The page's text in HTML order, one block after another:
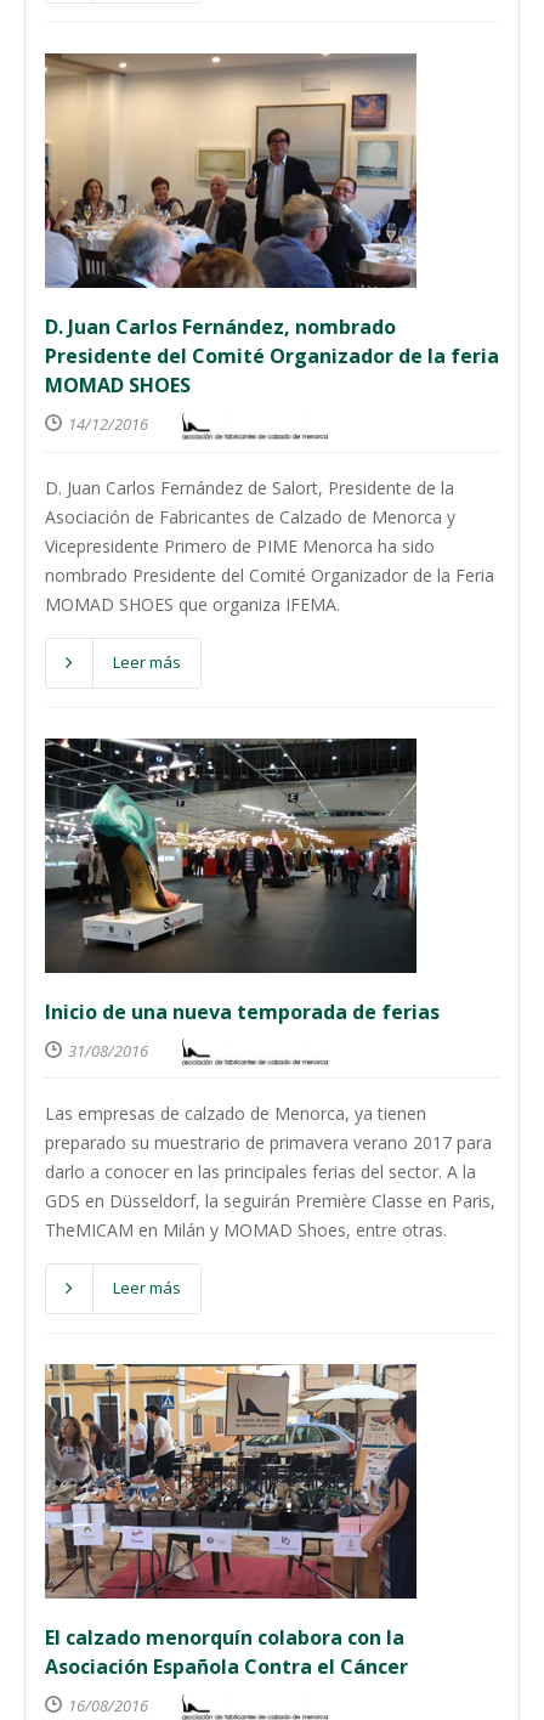
D. Juan Carlos Fernández, nombrado
Presidente del Comité Organizador de la feria
MOMAD SHOES
14/12/2016
D. Juan Carlos Fernández de Salort, Presidente de la
Asociación de Fabricantes de Calzado de Menorca y
Vicepresidente Primero de PIME Menorca ha sido
nombrado Presidente del Comité Organizador de la Feria
MOMAD SHOES que organiza IFEMA.
Leer más
Inicio de una nueva temporada de ferias
31/08/2016
Las empresas de calzado de Menorca, ya tienen
preparado su muestrario de primavera verano 2017 para
darlo a conocer en las principales ferias del sector. A la
GDS en Düsseldorf, la seguirán Première Classe en Paris,
TheMICAM en Milán y MOMAD Shoes, entre otras.
Leer más
El calzado menorquín colabora con la
Asociación Española Contra el Cáncer
16/08/2016